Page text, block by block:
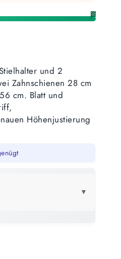
🏁
und 2
Zahnschienen 28 cm
cm. Blatt und
Höhenjustierung
▼